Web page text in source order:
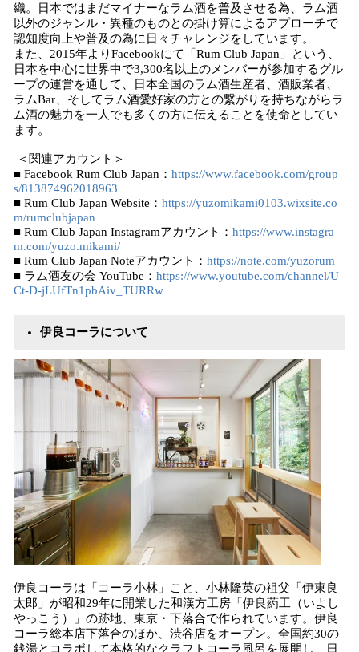
織。日本ではまだマイナーなラム酒を普及させる為、ラム酒
以外のジャンル・異種のものとの掛け算によるアプローチで
認知度向上や普及の為に日々チャレンジをしています。
また、2015年よりFacebookにて「Rum Club Japan」という、
日本を中心に世界中で3,300名以上のメンバーが参加するグル
ープの運営を通して、日本全国のラム酒生産者、酒販業者、
ラムBar、そしてラム酒愛好家の方との繋がりを持ちながらラ
ム酒の魅力を一人でも多くの方に伝えることを使命としてい
ます。
＜関連アカウント＞
■ Facebook Rum Club Japan： https://www.facebook.com/group
s/813874962018963
■ Rum Club Japan Website： https://yuzomikami0103.wixsite.co
m/rumclubjapan
■ Rum Club Japan Instagramアカウント： https://www.instagra
m.com/yuzo.mikami/
■ Rum Club Japan Noteアカウント： https://note.com/yuzorum
■ ラム酒友の会 YouTube： https://www.youtube.com/channel/U
Ct-D-jLUfTn1pbAiv_TURRw
伊良コーラについて
伊良コーラは「コーラ小林」こと、小林隆英の祖父「伊東良
太郎」が昭和29年に開業した和漢方工房「伊良葯工（いよし
やっこう）」の跡地、東京・下落合で作られています。伊良
コーラ総本店下落合のほか、渋谷店をオープン。全国約30の
銭湯とコラボして本格的なクラフトコーラ風呂を展開し、日